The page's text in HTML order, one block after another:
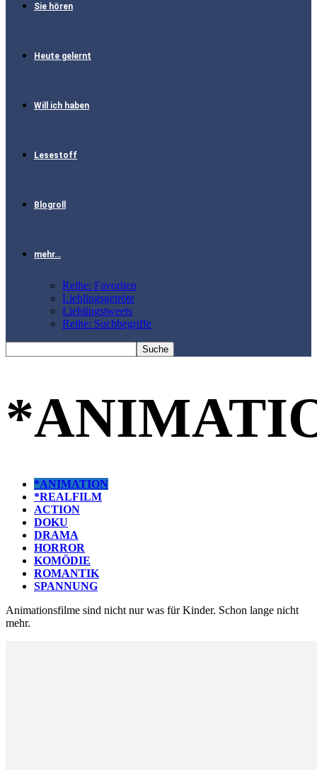
Sie hören
Heute gelernt
Will ich haben
Lesestoff
Blogroll
mehr…
Reihe: Favoriten
Lieblingsgetröte
Lieblingstweets
Reihe: Suchbegriffe
*ANIMATION
*REALFILM
ACTION
DOKU
DRAMA
HORROR
KOMÖDIE
ROMANTIK
SPANNUNG
Animationsfilme sind nicht nur was für Kinder. Schon lange nicht
mehr.